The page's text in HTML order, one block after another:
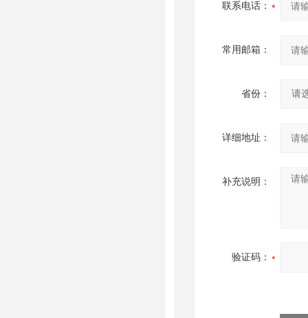
联系电话：
常用邮箱：
省份：
详细地址：
补充说明：
验证码：